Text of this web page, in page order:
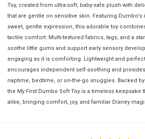
Toy, created from ultra-soft, baby-safe plush with
that are gentle on sensitive skin. Featuring Dumbo's
sweet, gentle expression, this adorable toy
tactile comfort. Multi-textured fabrics, tags, and a
soothe little gums and support early sensory
engaging as it is comforting. Lightweight and
encourages independent self-soothing and
naptime, bedtime, or on-the-go snuggles. Backed
the My First Dumbo Soft Toy is a timeless keepsake
alike, bringing comfort, joy, and familiar Disney